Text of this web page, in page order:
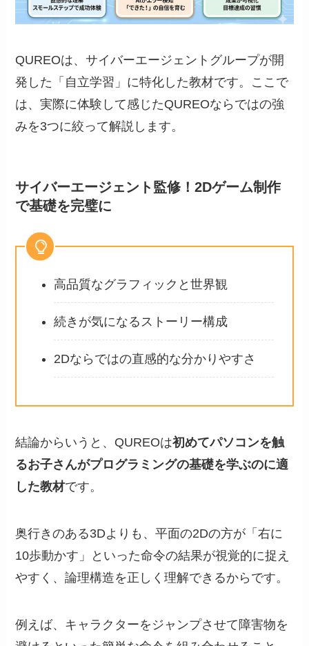
QUREOは、サイバーエージェントグループが開
発した「自立学習」に特化した教材です。ここで
は、実際に体験して感じたQUREOならではの強
みを3つに絞って解説します。
サイバーエージェント監修！2Dゲーム制作
で基礎を完璧に
高品質なグラフィックと世界観
続きが気になるストーリー構成
2Dならではの直感的な分かりやすさ
結論からいうと、QUREOは初めてパソコンを触
るお子さんがプログラミングの基礎を学ぶのに適
した教材です。
奥行きのある3Dよりも、平面の2Dの方が「右に
10歩動かす」といった命令の結果が視覚的に捉え
やすく、論理構造を正しく理解できるからです。
例えば、キャラクターをジャンプさせて障害物を